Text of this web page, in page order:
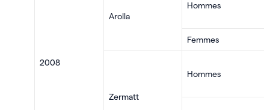
2008
Arolla
Hommes
Femmes
Zermatt
Hommes